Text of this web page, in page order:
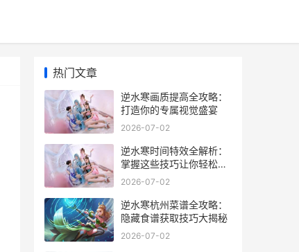
热门文章
逆水寒画质提高全攻略：
打造你的专属视觉盛宴
2026-07-02
逆水寒时间特效全解析：
掌握这些技巧让你轻松制
霸江湖
2026-07-02
逆水寒杭州菜谱全攻略：
隐藏食谱获取技巧大揭秘
2026-07-02